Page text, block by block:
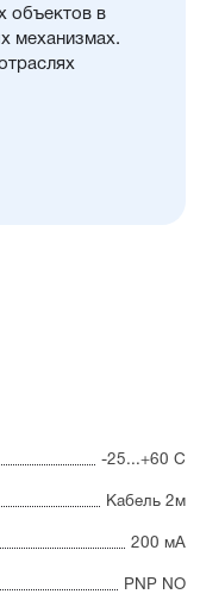
объектов в
механизмах.
-25...+60 С
Кабель 2м
200 мА
PNP NO